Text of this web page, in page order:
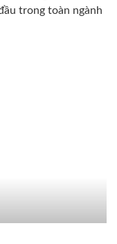
trong toàn ngành